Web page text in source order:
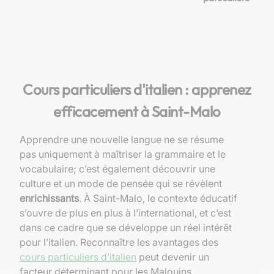
Cours particuliers d'italien : apprenez
efficacement à Saint-Malo
Apprendre une nouvelle langue ne se résume
pas uniquement à maîtriser la grammaire et le
vocabulaire; c’est également découvrir une
culture et un mode de pensée qui se révèlent
enrichissants. À Saint-Malo, le contexte éducatif
s’ouvre de plus en plus à l’international, et c’est
dans ce cadre que se développe un réel intérêt
pour l’italien. Reconnaître les avantages des
cours particuliers d’italien peut devenir un
facteur déterminant pour les Malouins